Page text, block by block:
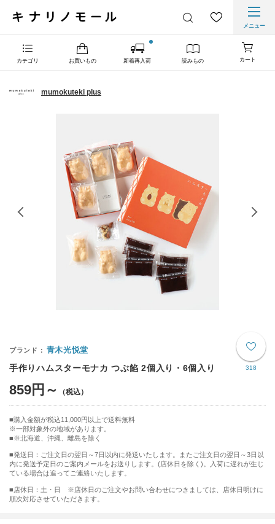
メニュー
カテゴリ お買いもの 新着再入荷 読みもの カート
mumokuteki plus
318
青木光悦堂
手作りハムスターモナカ つぶ餡 2個入り・6個入り
859円～
購入金額が税込11,000円以上で送料無料
※一部対象外の地域があります。
※北海道、沖縄、離島を除く
■発送日：ご注文日の翌日～7日以内に発送いたします。またご注文日の翌日～3日以
内に発送予定日のご案内メールをお送りします。(店休日を除く)。入荷に遅れが生じ
ている場合は追ってご連絡いたします。
■店休日：土・日 ※店休日のご注文やお問い合わせにつきましては、店休日明けに
順次対応させていただきます。